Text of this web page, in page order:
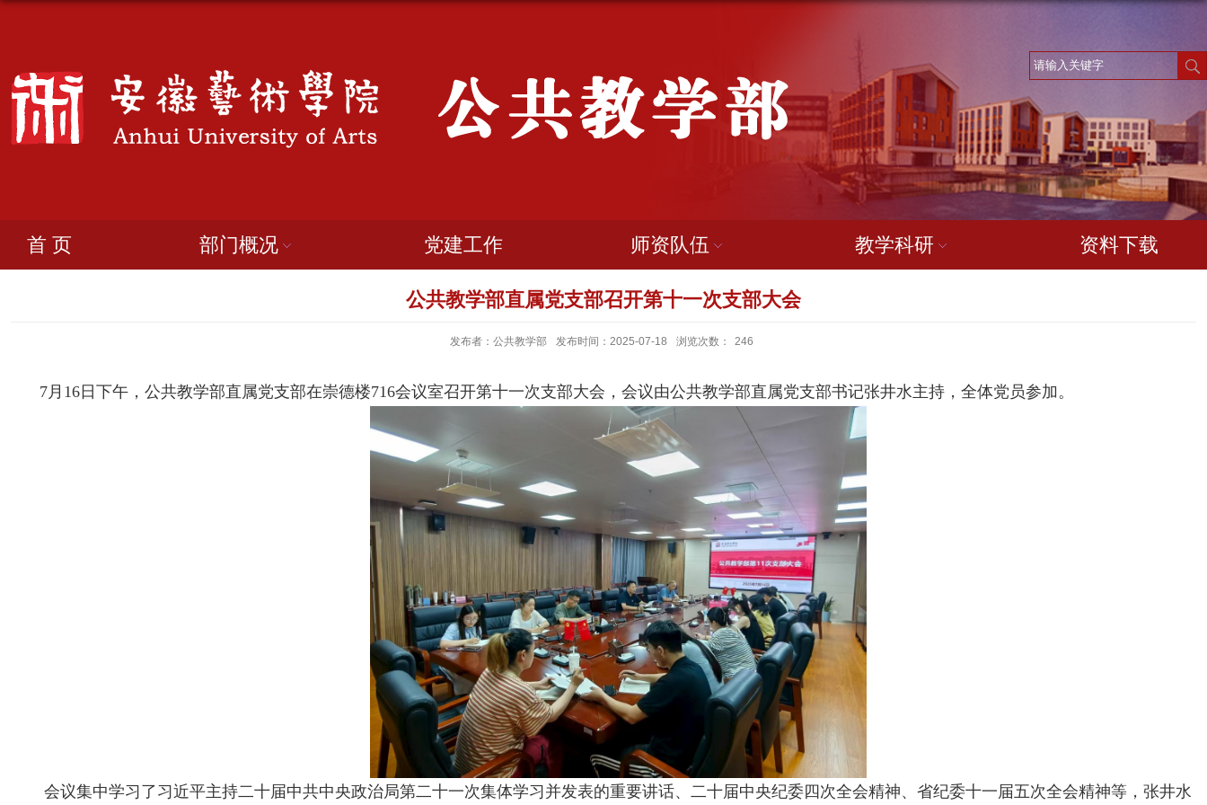
首 页 部门概况 党建工作 师资队伍 教学科研 资料下载
公共教学部直属党支部召开第十一次支部大会
发布者：公共教学部 发布时间：2025-07-18 浏览次数： 246
7月 16 日下午，公共教学部直属党支部在崇德楼716会议室召开第十一次支部大会，会议由公共教学部直属党支部书记张井水主持，全体党员参加。
会议集中学习了习近平主持二十届中共中央政治局第二十一次集体学习并发表的重要讲话、二十届中央纪委四次全会精神、省纪委十一届五次全会精神等，张井水